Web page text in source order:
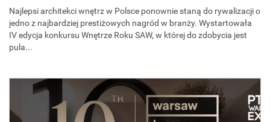
Najlepsi architekci wnętrz w Polsce ponownie staną do rywalizacji o
jedno z najbardziej prestiżowych nagród w branży. Wystartowała
IV edycja konkursu Wnętrze Roku SAW, w której do zdobycia jest
pula...